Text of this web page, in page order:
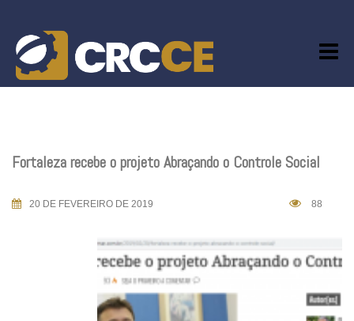
content
Fortaleza recebe o projeto Abraçando o Controle Social
20 DE FEVEREIRO DE 2019 88